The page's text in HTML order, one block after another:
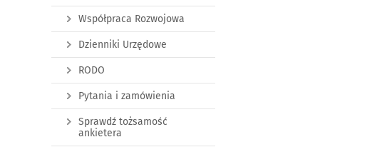
Współpraca Rozwojowa
Dzienniki Urzędowe
RODO
Pytania i zamówienia
Sprawdź tożsamość
ankietera